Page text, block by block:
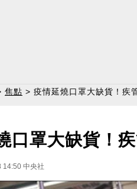
焦點 > 疫情延燒口罩大缺貨！疾
口罩大缺貨！
14:50 中央社